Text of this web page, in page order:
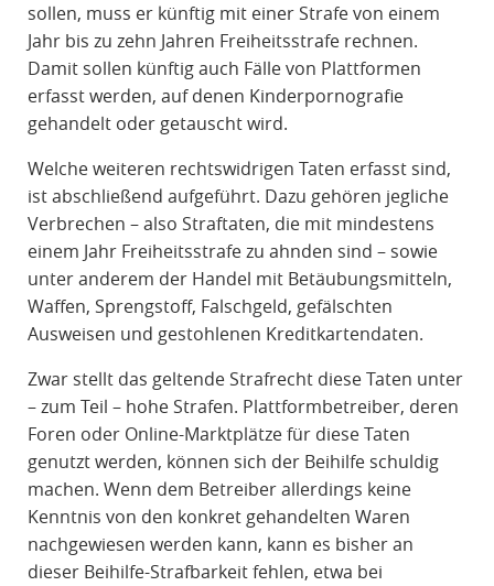
sollen, muss er künftig mit einer Strafe von einem
Jahr bis zu zehn Jahren Freiheitsstrafe rechnen.
Damit sollen künftig auch Fälle von Plattformen
erfasst werden, auf denen Kinderpornografie
gehandelt oder getauscht wird.
Welche weiteren rechtswidrigen Taten erfasst sind,
ist abschließend aufgeführt. Dazu gehören jegliche
Verbrechen – also Straftaten, die mit mindestens
einem Jahr Freiheitsstrafe zu ahnden sind – sowie
unter anderem der Handel mit Betäubungsmitteln,
Waffen, Sprengstoff, Falschgeld, gefälschten
Ausweisen und gestohlenen Kreditkartendaten.
Zwar stellt das geltende Strafrecht diese Taten unter
– zum Teil – hohe Strafen. Plattformbetreiber, deren
Foren oder Online-Marktplätze für diese Taten
genutzt werden, können sich der Beihilfe schuldig
machen. Wenn dem Betreiber allerdings keine
Kenntnis von den konkret gehandelten Waren
nachgewiesen werden kann, kann es bisher an
dieser Beihilfe-Strafbarkeit fehlen, etwa bei